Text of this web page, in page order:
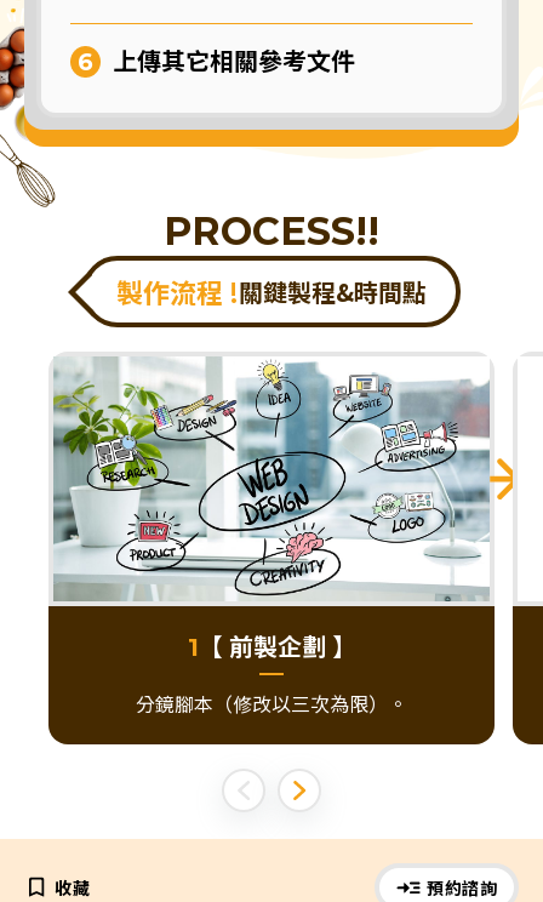
上傳其它相關參考文件
PROCESS!!
製作流程 !關鍵製程&時間點
1 【 前製企劃 】
分鏡腳本（修改以三次為限）。
收藏 預約諮詢